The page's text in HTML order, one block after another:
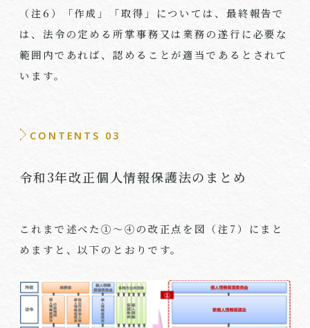
（注6 ）「作成」「取得」については、最終報告で
は、法令の定める所掌事務又は業務の遂行に必要な
範囲内であれば、認めることが適当であるとされて
います。
CONTENTS 03
令和3年改正個人情報保護法のまとめ
これまで述べた①～④の改正点を図（注7 ）にまと
めますと、以下のとおりです。